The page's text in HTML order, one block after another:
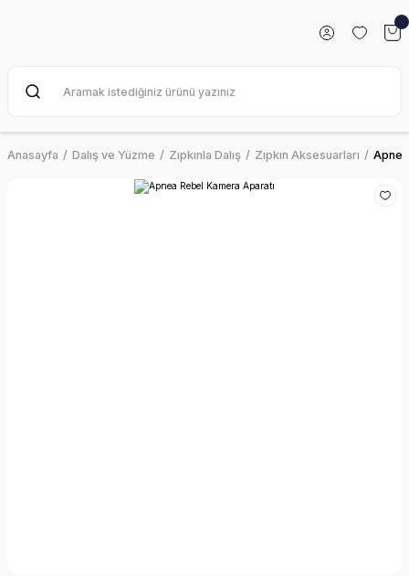
Anasayfa Dalış ve Yüzme Zıpkınla Dalış Zıpkın Aksesuarları